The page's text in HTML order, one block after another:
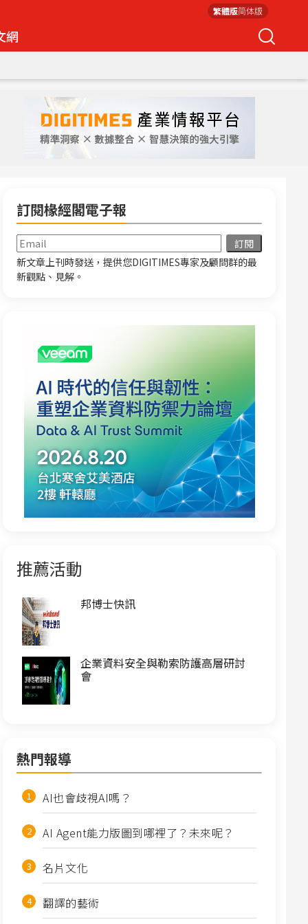
繁體版简体版
網
訂閱椽經閣電子報
新文章上刊時發送，提供您DIGITIMES專家及顧問群的最
新觀點、見解。
推薦活動
邦博士快訊
企業資料安全與勒索防護高層研討
會
熱門報導
AI也會歧視AI嗎？
AI Agent能力版圖到哪裡了？未來呢？
名片文化
翻譯的藝術